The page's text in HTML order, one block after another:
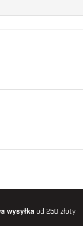
wysyłka od 250 złoty